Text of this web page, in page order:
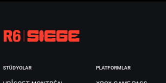
STÜDYOLAR PLATFORMLAR